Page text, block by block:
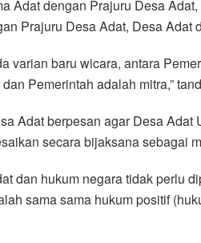
Adat dengan Prajuru Desa
Prajuru Desa Adat, Desa Adat
varian baru wicara, antara
Pemerintah adalah mitra,”
Adat berpesan agar Desa
secara bijaksana sebagai
dan hukum negara tidak perlu
sama sama hukum positif